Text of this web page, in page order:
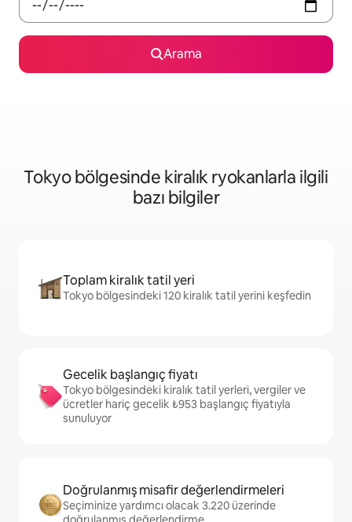
Arama
Tokyo bölgesinde kiralık ryokanlarla ilgili
bazı bilgiler
Toplam kiralık tatil yeri
Tokyo bölgesindeki 120 kiralık tatil yerini keşfedin
Gecelik başlangıç fiyatı
Tokyo bölgesindeki kiralık tatil yerleri, vergiler ve
ücretler hariç gecelik ₺953 başlangıç fiyatıyla
sunuluyor
Doğrulanmış misafir değerlendirmeleri
Seçiminize yardımcı olacak 3.220 üzerinde